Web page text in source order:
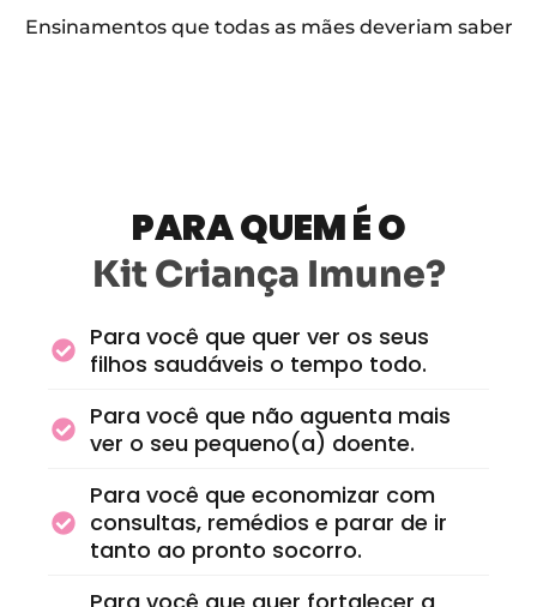
Ensinamentos que todas as mães deveriam saber
PARA QUEM É O
Kit Criança Imune?
Para você que quer ver os seus
filhos saudáveis o tempo todo.
Para você que não aguenta mais
ver o seu pequeno(a) doente.
Para você que economizar com
consultas, remédios e parar de ir
tanto ao pronto socorro.